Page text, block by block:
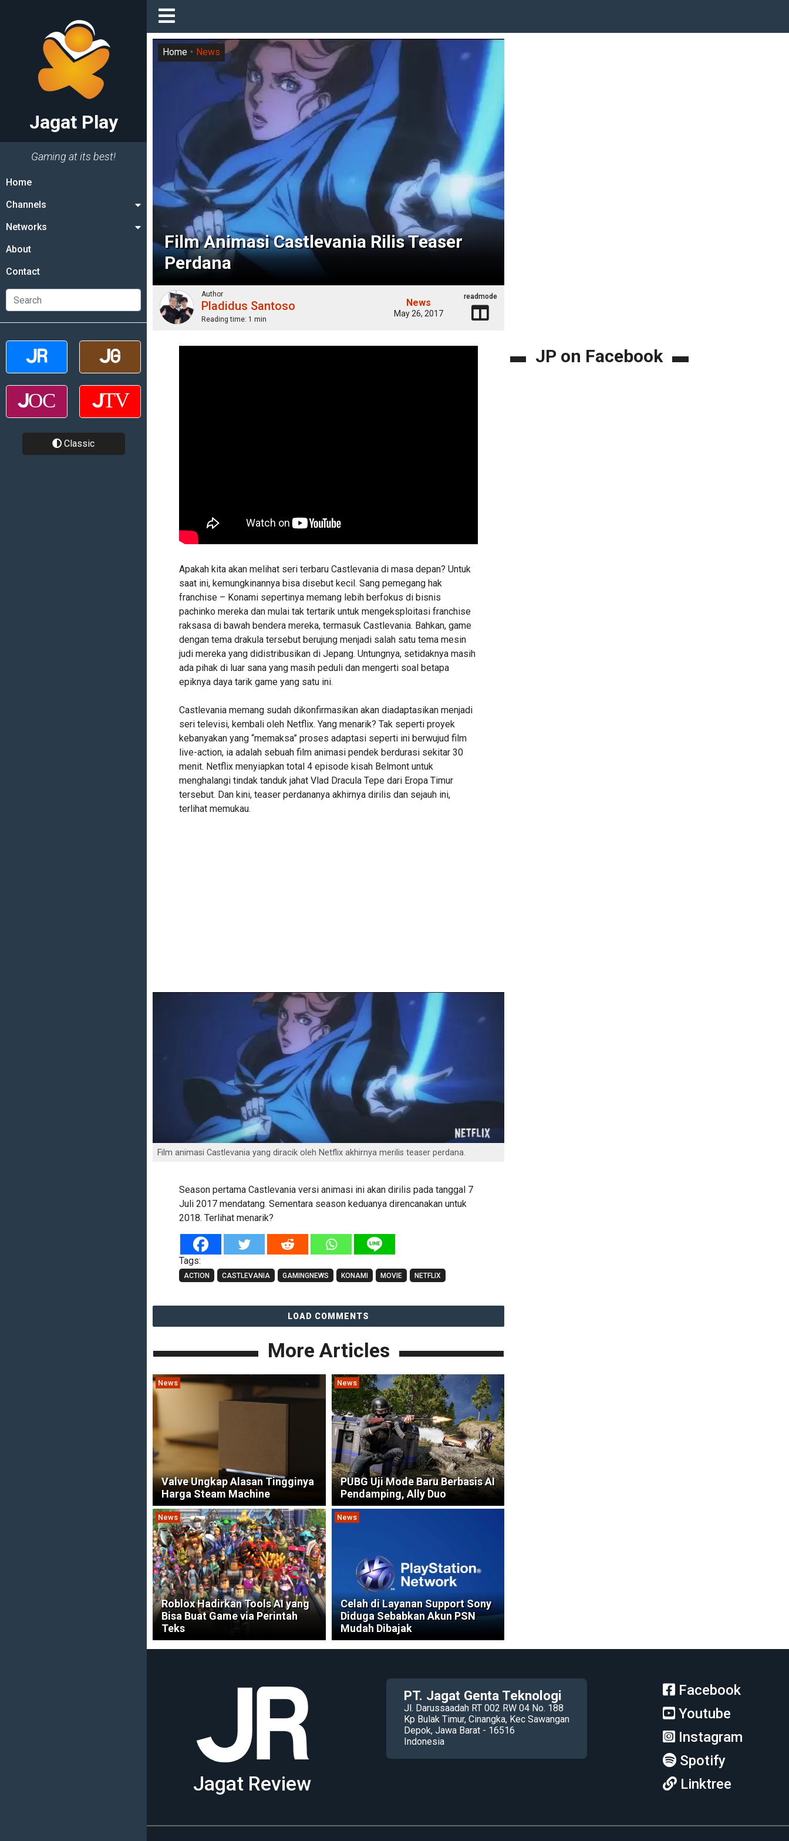
Jagat Play
Gaming at its best!
Home
Channels
Networks
About
Contact
Classic
Film Animasi Castlevania Rilis Teaser
Perdana
Home News
Author
Pladidus Santoso
Reading time: 1 min
News
May 26, 2017
readmode
Apakah kita akan melihat seri terbaru Castlevania di masa depan? Untuk
saat ini, kemungkinannya bisa disebut kecil. Sang pemegang hak
franchise – Konami sepertinya memang lebih berfokus di bisnis
pachinko mereka dan mulai tak tertarik untuk mengeksploitasi franchise
raksasa di bawah bendera mereka, termasuk Castlevania. Bahkan, game
dengan tema drakula tersebut berujung menjadi salah satu tema mesin
judi mereka yang didistribusikan di Jepang. Untungnya, setidaknya masih
ada pihak di luar sana yang masih peduli dan mengerti soal betapa
epiknya daya tarik game yang satu ini.
Castlevania memang sudah dikonfirmasikan akan diadaptasikan menjadi
seri televisi, kembali oleh Netflix. Yang menarik? Tak seperti proyek
kebanyakan yang “memaksa” proses adaptasi seperti ini berwujud film
live-action, ia adalah sebuah film animasi pendek berdurasi sekitar 30
menit. Netflix menyiapkan total 4 episode kisah Belmont untuk
menghalangi tindak tanduk jahat Vlad Dracula Tepe dari Eropa Timur
tersebut. Dan kini, teaser perdananya akhirnya dirilis dan sejauh ini,
terlihat memukau.
Film animasi Castlevania yang diracik oleh Netflix akhirnya merilis teaser perdana.
Season pertama Castlevania versi animasi ini akan dirilis pada tanggal 7
Juli 2017 mendatang. Sementara season keduanya direncanakan untuk
2018. Terlihat menarik?
Tags:
ACTION CASTLEVANIA GAMINGNEWS KONAMI MOVIE NETFLIX
LOAD COMMENTS
More Articles
News
Valve Ungkap Alasan Tingginya
Harga Steam Machine
News
PUBG Uji Mode Baru Berbasis AI
Pendamping, Ally Duo
News
Roblox Hadirkan Tools AI yang
Bisa Buat Game via Perintah
Teks
News
Celah di Layanan Support Sony
Diduga Sebabkan Akun PSN
Mudah Dibajak
JP on Facebook
Jagat Review
PT. Jagat Genta Teknologi
Jl. Darussaadah RT 002 RW 04 No. 188
Kp Bulak Timur, Cinangka, Kec Sawangan
Depok, Jawa Barat - 16516
Indonesia
Facebook
Youtube
Instagram
Spotify
Linktree